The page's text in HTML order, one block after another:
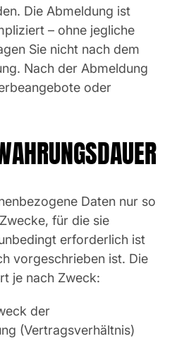
Die Abmeldung ist
– ohne jegliche
Sie nicht nach dem
Nach der Abmeldung
oder
Daten nur so
für die sie
erforderlich ist
vorgeschrieben ist. Die
je nach Zweck:
der
(Vertragsverhältnis)